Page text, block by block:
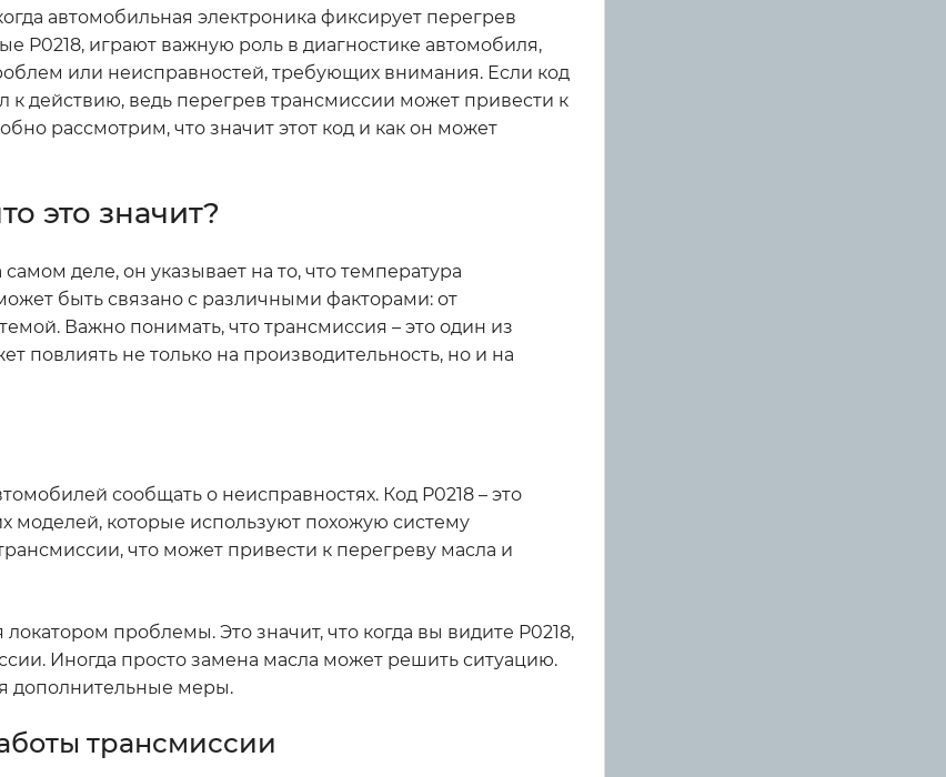
автомобильная электроника фиксирует перегрев
P0218, играют важную роль в диагностике автомобиля,
или неисправностей, требующих внимания. Если код
к действию, ведь перегрев трансмиссии может привести к
рассмотрим, что значит этот код и как он может
это значит?
деле, он указывает на то, что температура
быть связано с различными факторами: от
Важно понимать, что трансмиссия – это один из
повлиять не только на производительность, но и на
сообщать о неисправностях. Код P0218 – это
которые используют похожую систему
что может привести к перегреву масла и
проблемы. Это значит, что когда вы видите P0218,
Иногда просто замена масла может решить ситуацию.
дополнительные меры.
трансмиссии